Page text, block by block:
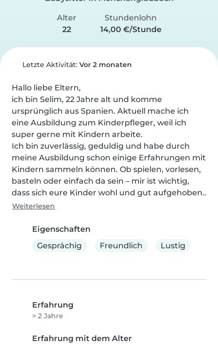
Alter
22
Stundenlohn
14,00 €/Stunde
Letzte Aktivität: Vor 2 monaten
Hallo liebe Eltern,
ich bin Selim, 22 Jahre alt und komme
ursprünglich aus Spanien. Aktuell mache ich
eine Ausbildung zum Kinderpfleger, weil ich
super gerne mit Kindern arbeite.
Ich bin zuverlässig, geduldig und habe durch
meine Ausbildung schon einige Erfahrungen mit
Kindern sammeln können. Ob spielen, vorlesen,
basteln oder einfach da sein – mir ist wichtig,
dass sich eure Kinder wohl und gut aufgehoben..
Weiterlesen
Eigenschaften
Gesprächig
Freundlich Lustig
Erfahrung
> 2 Jahre
Erfahrung mit dem Alter